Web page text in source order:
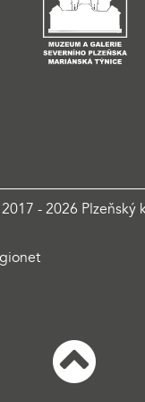
- 2026 Plzeňský